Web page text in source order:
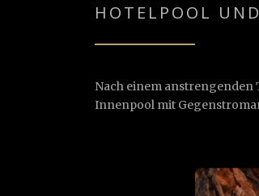
HOTELPOOL
Nach einem anstrengenden
Innenpool mit